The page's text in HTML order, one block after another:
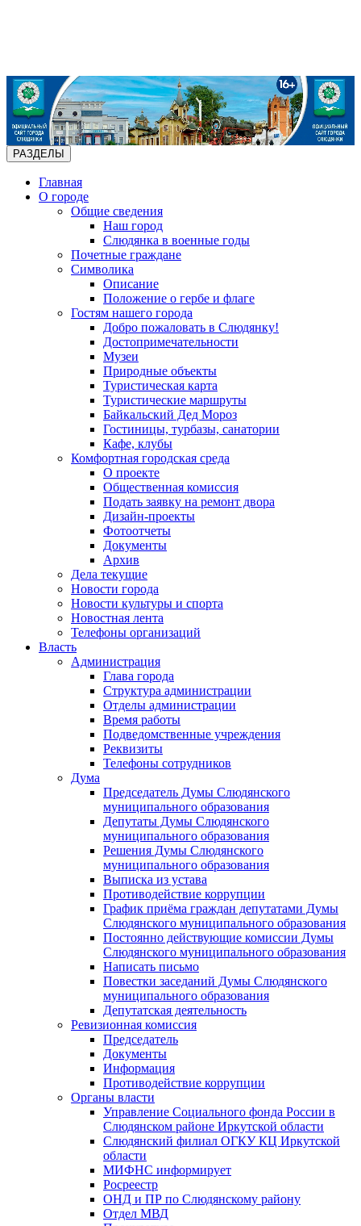
РАЗДЕЛЫ
Главная
О городе
Общие сведения
Наш город
Слюдянка в военные годы
Почетные граждане
Символика
Описание
Положение о гербе и флаге
Гостям нашего города
Добро пожаловать в Слюдянку!
Достопримечательности
Музеи
Природные объекты
Туристическая карта
Туристические маршруты
Байкальский Дед Мороз
Гостиницы, турбазы, санатории
Кафе, клубы
Комфортная городская среда
О проекте
Общественная комиссия
Подать заявку на ремонт двора
Дизайн-проекты
Фотоотчеты
Документы
Архив
Дела текущие
Новости города
Новости культуры и спорта
Новостная лента
Телефоны организаций
Власть
Администрация
Глава города
Структура администрации
Отделы администрации
Время работы
Подведомственные учреждения
Реквизиты
Телефоны сотрудников
Дума
Председатель Думы Слюдянского
муниципального образования
Депутаты Думы Слюдянского
муниципального образования
Решения Думы Слюдянского
муниципального образования
Выписка из устава
Противодействие коррупции
График приёма граждан депутатами Думы
Слюдянского муниципального образования
Постоянно действующие комиссии Думы
Слюдянского муниципального образования
Написать письмо
Повестки заседаний Думы Слюдянского
муниципального образования
Депутатская деятельность
Ревизионная комиссия
Председатель
Документы
Информация
Противодействие коррупции
Органы власти
Управление Социального фонда России в
Слюдянском районе Иркутской области
Слюдянский филиал ОГКУ КЦ Иркутской
области
МИФНС информирует
Росреестр
ОНД и ПР по Слюдянскому району
Отдел МВД